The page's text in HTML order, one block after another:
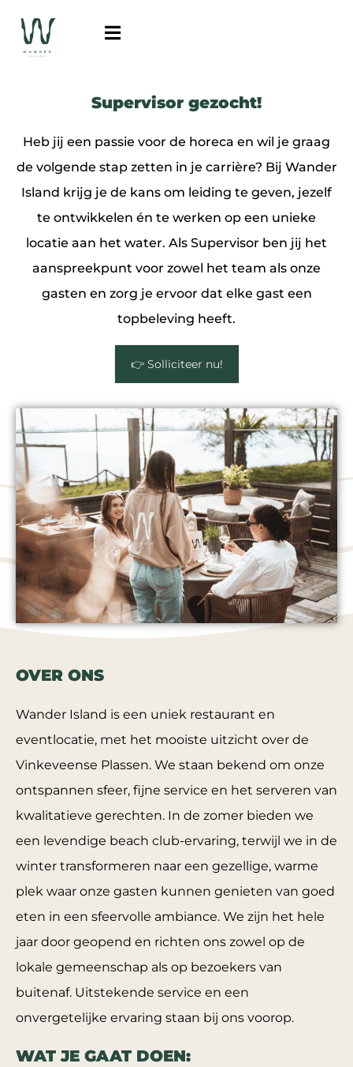
Supervisor gezocht!
Heb jij een passie voor de horeca en wil je graag
de volgende stap zetten in je carrière? Bij Wander
Island krijg je de kans om leiding te geven, jezelf
te ontwikkelen én te werken op een unieke
locatie aan het water. Als Supervisor ben jij het
aanspreekpunt voor zowel het team als onze
gasten en zorg je ervoor dat elke gast een
topbeleving heeft.
👉 Solliciteer nu!
OVER ONS
Wander Island is een uniek restaurant en
eventlocatie, met het mooiste uitzicht over de
Vinkeveense Plassen. We staan bekend om onze
ontspannen sfeer, fijne service en het serveren van
kwalitatieve gerechten. In de zomer bieden we
een levendige beach club-ervaring, terwijl we in de
winter transformeren naar een gezellige, warme
plek waar onze gasten kunnen genieten van goed
eten in een sfeervolle ambiance. We zijn het hele
jaar door geopend en richten ons zowel op de
lokale gemeenschap als op bezoekers van
buitenaf. Uitstekende service en een
onvergetelijke ervaring staan bij ons voorop.
WAT JE GAAT DOEN: